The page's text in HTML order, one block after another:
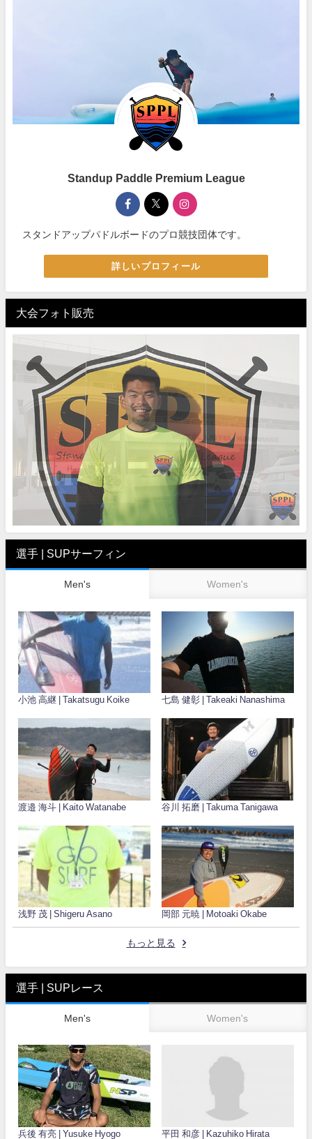
Standup Paddle Premium League
スタンドアップパドルボードのプロ競技団体です。
詳しいプロフィール
大会フォト販売
選手 | SUPサーフィン
Men's Women's
小池 高継 | Takatsugu Koike 七島 健彰 | Takeaki Nanashima
渡邉 海斗 | Kaito Watanabe 谷川 拓磨 | Takuma Tanigawa
浅野 茂 | Shigeru Asano 岡部 元暁 | Motoaki Okabe
もっと見る
選手 | SUPレース
Men's Women's
兵後 有亮 | Yusuke Hyogo 平田 和彦 | Kazuhiko Hirata